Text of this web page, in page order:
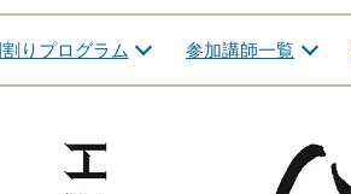
りプログラム 参加講師一覧